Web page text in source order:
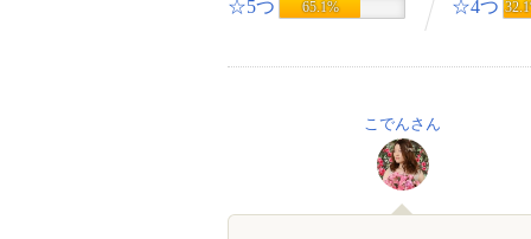
☆5つ 65.1% ☆4つ
こでんさん